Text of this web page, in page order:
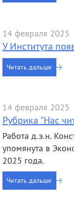
14 февраля 2025
У Института
Читать дальше
14 февраля 2025
Рубрика "Нас
Работа д.э.н.
упомянута в
2025 года.
Читать дальше